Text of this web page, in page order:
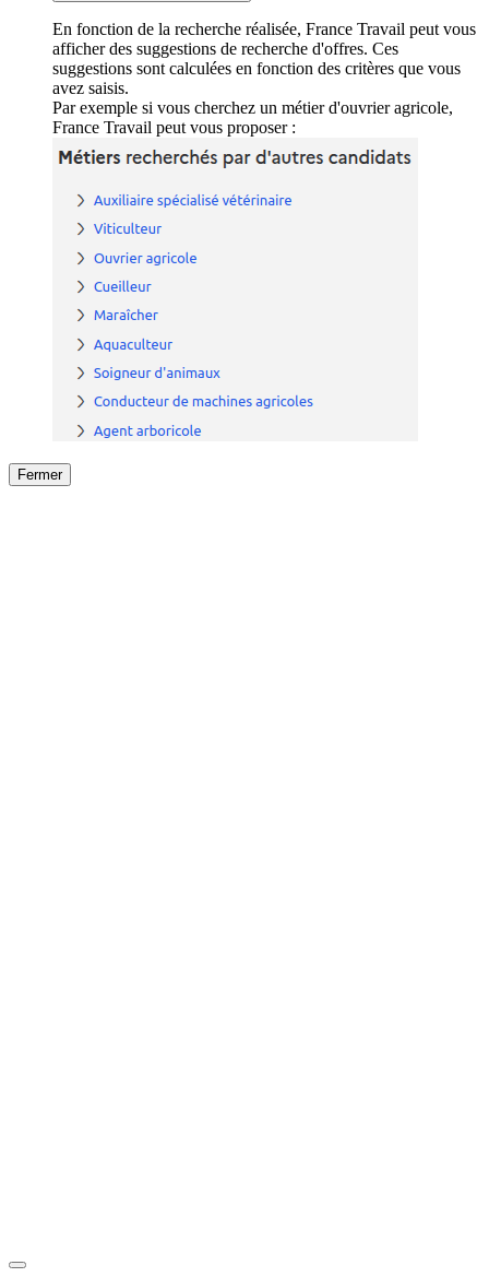
En fonction de la recherche réalisée, France Travail peut vous
afficher des suggestions de recherche d'offres. Ces
suggestions sont calculées en fonction des critères que vous
avez saisis.
Par exemple si vous cherchez un métier d'ouvrier agricole,
France Travail peut vous proposer :
Fermer